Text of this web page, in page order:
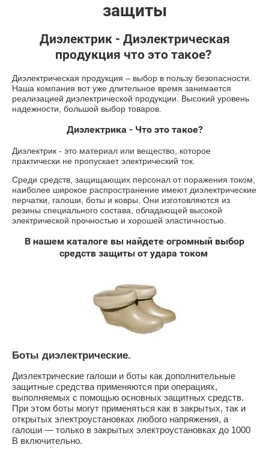
защиты
Диэлектрик - Диэлектрическая
продукция что это такое?
Диэлектрическая продукция – выбор в пользу безопасности.
Наша компания вот уже длительное время занимается
реализацией диэлектрической продукции. Высокий уровень
надежности, большой выбор товаров.
Диэлектрика - Что это такое?
Диэлектрик - это материал или вещество, которое
практически не пропускает электрический ток.
Среди средств, защищающих персонал от поражения током,
наиболее широкое распространение имеют диэлектрические
перчатки, галоши, боты и ковры. Они изготовляются из
резины специального состава, обладающей высокой
электрической прочностью и хорошей эластичностью.
В нашем каталоге вы найдете огромный выбор
средств защиты от удара током
Боты диэлектрические.
Диэлектрические галоши и боты как дополнительные
защитные средства применяются при операциях,
выполняемых с помощью основных защитных средств.
При этом боты могут применяться как в закрытых, так и
открытых электроустановках любого напряжения, а
галоши — только в закрытых электроустановках до 1000
В включительно.